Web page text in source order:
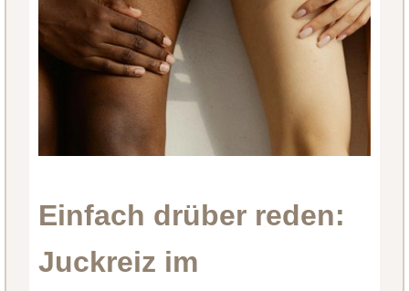
Einfach drüber reden:
Juckreiz im